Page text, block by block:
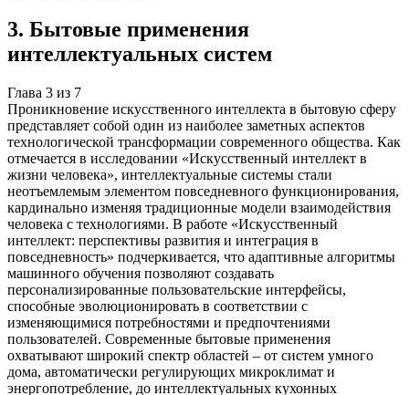
3. Бытовые применения
интеллектуальных систем
Глава 3 из 7
Проникновение искусственного интеллекта в бытовую сферу
представляет собой один из наиболее заметных аспектов
технологической трансформации современного общества. Как
отмечается в исследовании «Искусственный интеллект в
жизни человека», интеллектуальные системы стали
неотъемлемым элементом повседневного функционирования,
кардинально изменяя традиционные модели взаимодействия
человека с технологиями. В работе «Искусственный
интеллект: перспективы развития и интеграция в
повседневность» подчеркивается, что адаптивные алгоритмы
машинного обучения позволяют создавать
персонализированные пользовательские интерфейсы,
способные эволюционировать в соответствии с
изменяющимися потребностями и предпочтениями
пользователей. Современные бытовые применения
охватывают широкий спектр областей – от систем умного
дома, автоматически регулирующих микроклимат и
энергопотребление, до интеллектуальных кухонных